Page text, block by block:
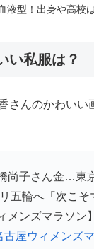
液型！出身や高校
い私服は？
さんのかわいい
尚子さん金…東
五輪へ「次こそ
メンズマラソン
古屋ウィメンズ